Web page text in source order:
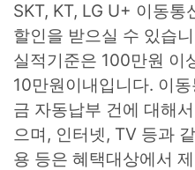
SKT, KT, LG U+ 이동
할인을 받으실 수 있습
실적기준은 100만원 이
10만원이내입니다. 이
금 자동납부 건에 대해
으며, 인터넷, TV 등과
용 등은 혜택대상에서